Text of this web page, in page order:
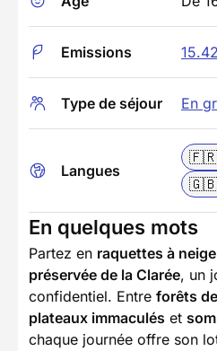
Emissions
Type de séjour En
Langues
🇫🇷
🇬🇧
En quelques mots
Partez en raquettes à
préservée de la Clarée, un
confidentiel. Entre forêts
plateaux immaculés et
chaque journée offre son